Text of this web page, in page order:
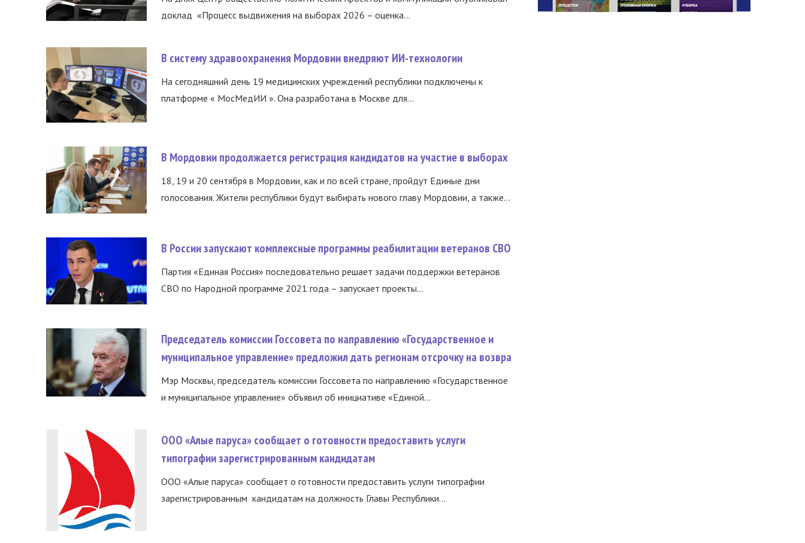
доклад «Процесс выдвижения на выборах 2026 – оценка...
В систему здравоохранения Мордовии внедряют ИИ-технологии
На сегодняшний день 19 медицинских учреждений республики подключены к
платформе « МосМедИИ ». Она разработана в Москве для...
В Мордовии продолжается регистрация кандидатов на участие в выборах
18, 19 и 20 сентября в Мордовии, как и по всей стране, пройдут Единые дни
голосования. Жители республики будут выбирать нового главу Мордовии, а также...
В России запускают комплексные программы реабилитации ветеранов СВО
Партия «Единая Россия» последовательно решает задачи поддержки ветеранов
СВО по Народной программе 2021 года – запускает проекты...
Председатель комиссии Госсовета по направлению «Государственное и
муниципальное управление» предложил дать регионам отсрочку на возвра
Мэр Москвы, председатель комиссии Госсовета по направлению «Государственное
и муниципальное управление» объявил об инициативе «Единой...
ООО «Алые паруса» сообщает о готовности предоставить услуги
типографии зарегистрированным кандидатам
ООО «Алые паруса» сообщает о готовности предоставить услуги типографии
зарегистрированным кандидатам на должность Главы Республики...